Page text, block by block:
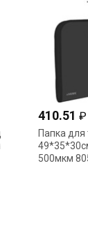
410.51 ₽
Папка для
500мкм